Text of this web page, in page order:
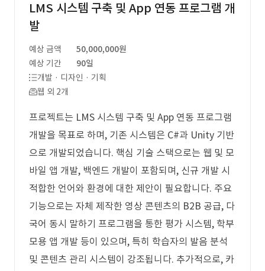
LMS 시스템 구축 및 App 연동 프로그램 개
발
예상 금액
50,000,000원
예상 기간
90일
개발 · 디자인 · 기획
웹 외 2개
프로젝트는 LMS 시스템 구축 및 App 연동 프로그램
개발을 목표로 하며, 기존 시스템은 C#과 Unity 기반
으로 개발되었습니다. 핵심 기술 스택으로는 웹 및 모
바일 앱 개발, 백엔드 개발이 포함되며, 신규 개발 시
적합한 언어와 환경에 대한 제안이 필요합니다. 주요
기능으로는 자체 제작한 영상 콘텐츠의 B2B 공급, 다
국어 동시 말하기 프로그램을 통한 평가 시스템, 학부
모용 앱 개발 등이 있으며, 특히 학습자의 발음 분석
및 콘텐츠 관리 시스템이 강조됩니다. 추가적으로, 카